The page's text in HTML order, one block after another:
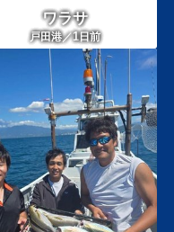
ワラサ
戸田港／1日前